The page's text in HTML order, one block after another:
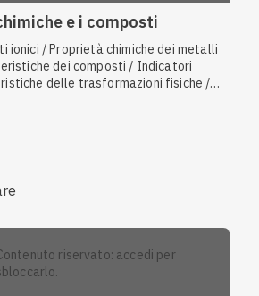
e i composti
ionici / Proprietà chimiche dei metalli
dei composti / Indicatori
delle trasformazioni fisiche /
per